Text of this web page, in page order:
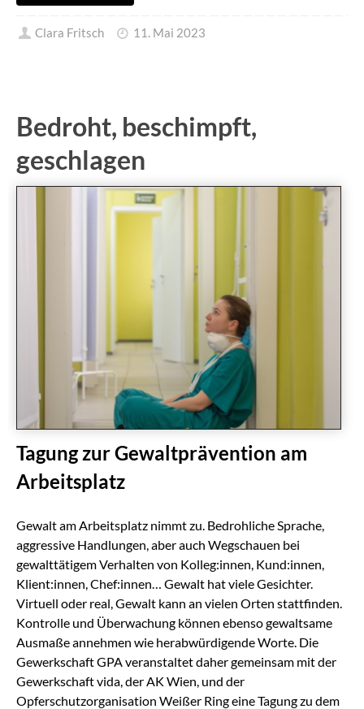
Clara Fritsch 11. Mai 2023
Bedroht, beschimpft,
geschlagen
Tagung zur Gewaltprävention am
Arbeitsplatz
Gewalt am Arbeitsplatz nimmt zu. Bedrohliche Sprache,
aggressive Handlungen, aber auch Wegschauen bei
gewalttätigem Verhalten von Kolleg:innen, Kund:innen,
Klient:innen, Chef:innen… Gewalt hat viele Gesichter.
Virtuell oder real, Gewalt kann an vielen Orten stattfinden.
Kontrolle und Überwachung können ebenso gewaltsame
Ausmaße annehmen wie herabwürdigende Worte. Die
Gewerkschaft GPA veranstaltet daher gemeinsam mit der
Gewerkschaft vida, der AK Wien, und der
Opferschutzorganisation Weißer Ring eine Tagung zu dem